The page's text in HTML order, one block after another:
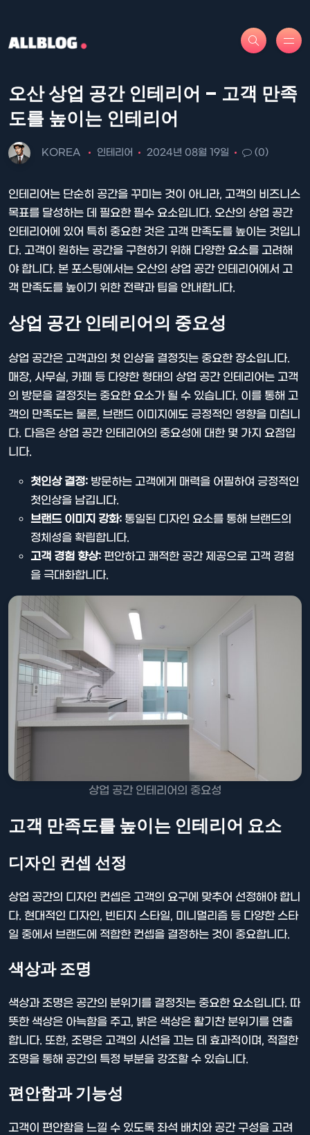
오산 상업 공간 인테리어 – 고객 만족
도를 높이는 인테리어
KOREA 인테리어 2024년 08월 19일 (0)
인테리어는 단순히 공간을 꾸미는 것이 아니라, 고객의 비즈니스
목표를 달성하는 데 필요한 필수 요소입니다. 오산의 상업 공간
인테리어에 있어 특히 중요한 것은 고객 만족도를 높이는 것입니
다. 고객이 원하는 공간을 구현하기 위해 다양한 요소를 고려해
야 합니다. 본 포스팅에서는 오산의 상업 공간 인테리어에서 고
객 만족도를 높이기 위한 전략과 팁을 안내합니다.
상업 공간 인테리어의 중요성
상업 공간은 고객과의 첫 인상을 결정짓는 중요한 장소입니다.
매장, 사무실, 카페 등 다양한 형태의 상업 공간 인테리어는 고객
의 방문을 결정짓는 중요한 요소가 될 수 있습니다. 이를 통해 고
객의 만족도는 물론, 브랜드 이미지에도 긍정적인 영향을 미칩니
다. 다음은 상업 공간 인테리어의 중요성에 대한 몇 가지 요점입
니다.
첫인상 결정: 방문하는 고객에게 매력을 어필하여 긍정적인
첫인상을 남깁니다.
브랜드 이미지 강화: 통일된 디자인 요소를 통해 브랜드의
정체성을 확립합니다.
고객 경험 향상: 편안하고 쾌적한 공간 제공으로 고객 경험
을 극대화합니다.
상업 공간 인테리어의 중요성
고객 만족도를 높이는 인테리어 요소
디자인 컨셉 선정
상업 공간의 디자인 컨셉은 고객의 요구에 맞추어 선정해야 합니
다. 현대적인 디자인, 빈티지 스타일, 미니멀리즘 등 다양한 스타
일 중에서 브랜드에 적합한 컨셉을 결정하는 것이 중요합니다.
색상과 조명
색상과 조명은 공간의 분위기를 결정짓는 중요한 요소입니다. 따
뜻한 색상은 아늑함을 주고, 밝은 색상은 활기찬 분위기를 연출
합니다. 또한, 조명은 고객의 시선을 끄는 데 효과적이며, 적절한
조명을 통해 공간의 특정 부분을 강조할 수 있습니다.
편안함과 기능성
고객이 편안함을 느낄 수 있도록 좌석 배치와 공간 구성을 고려